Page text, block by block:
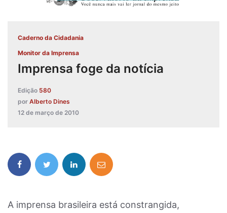
Caderno da Cidadania
Monitor da Imprensa
Imprensa foge da notícia
Edição 580
por Alberto Dines
12 de março de 2010
A imprensa brasileira está constrangida,